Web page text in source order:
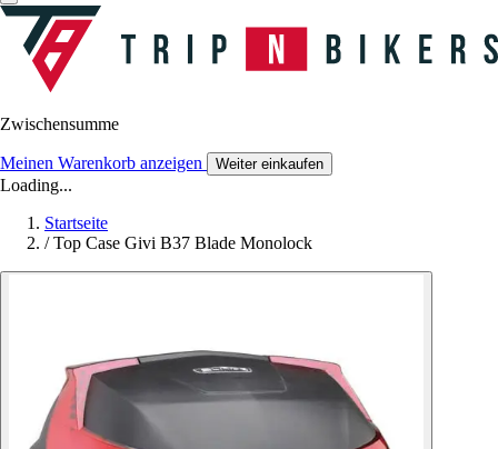
Zwischensumme
Meinen Warenkorb anzeigen Weiter einkaufen
Loading...
Startseite
/ Top Case Givi B37 Blade Monolock